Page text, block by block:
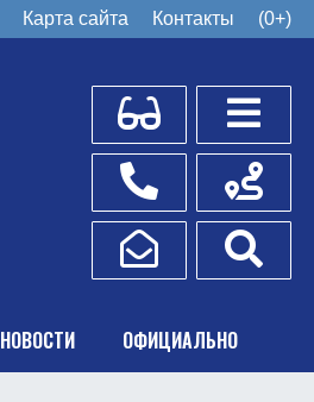
Карта сайта Контакты (0+)
Для слабовидящих
Телефоны
Написать обращение
Схема
НОВОСТИ ОФИЦИАЛЬНО